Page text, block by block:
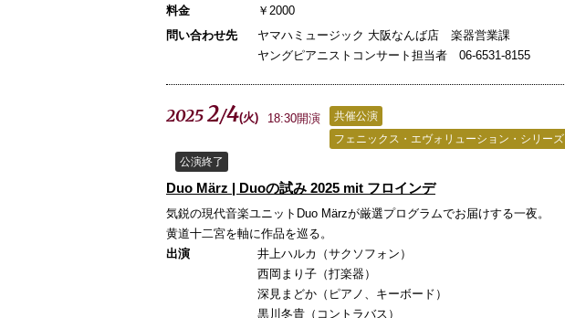
料金
￥2000
問い合わせ先
ヤマハミュージック 大阪なんば店 楽器営業課
ヤングピアニストコンサート担当者 06-6531-8155
20252/4(火) 18:30開演
共催公演
フェニックス・エヴォリューション・シリーズ
公演終了
Duo März | Duoの試み 2025 mit フロインデ
気鋭の現代音楽ユニットDuo Märzが厳選プログラムでお届けする一夜。
黄道十二宮を軸に作品を巡る。
出演
井上ハルカ（サクソフォン）
西岡まり子（打楽器）
深見まどか（ピアノ、キーボード）
黒川冬貴（コントラバス）